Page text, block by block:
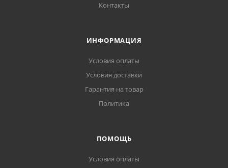
Контакты
ИНФОРМАЦИЯ
Условия оплаты
Условия доставки
Гарантия на товар
Политика
ПОМОЩЬ
Условия оплаты